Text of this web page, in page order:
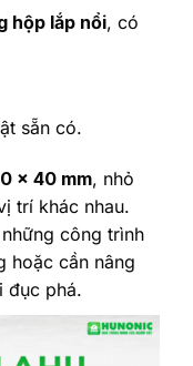
hộp lắp nổi, có
sẵn có.
x 40 mm, nhỏ
trí khác nhau.
công trình
hoặc cần nâng
đục phá.